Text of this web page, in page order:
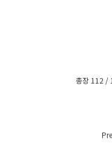
총장 112 /